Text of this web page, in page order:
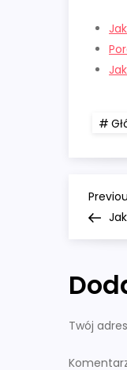
N
a
w
i
g
Post
Twój